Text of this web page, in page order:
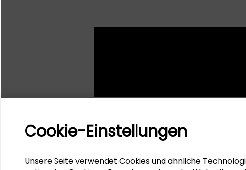
Cookie-Einstellungen
Unsere Seite verwendet Cookies und ähnliche